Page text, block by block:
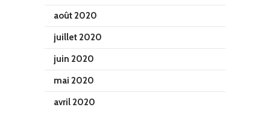
août 2020
juillet 2020
juin 2020
mai 2020
avril 2020